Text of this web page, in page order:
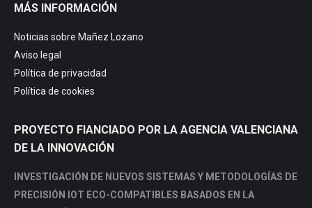
MÁS INFORMACIÓN
Noticias sobre Mañez Lozano
Aviso legal
Política de privacidad
Política de cookies
PROYECTO FIANCIADO POR LA AGENCIA VALENCIANA
DE LA INNOVACIÓN
INVESTIGACIÓN DE NUEVOS SISTEMAS Y METODOLOGÍAS DE
PRECISIÓN IOT ECO-COMPATIBLES BASADOS EN LA